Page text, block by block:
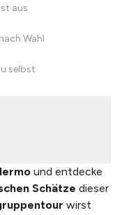
aus
Wahl
selbst
und entdecke
Schätze dieser
wirst